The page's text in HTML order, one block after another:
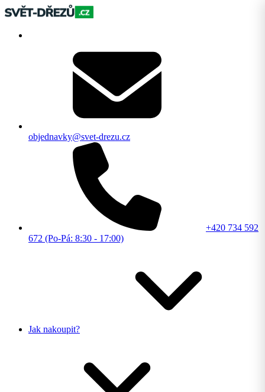
objednavky@svet-drezu.cz
+420 734 592
672 (Po-Pá: 8:30 - 17:00)
Jak nakoupit?